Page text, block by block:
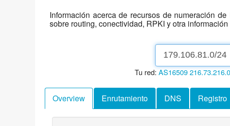
Información acerca de recursos de numeración
sobre routing, conectividad, RPKI y otra
Tu red: AS16509
Overview Enrutamiento DNS Registro